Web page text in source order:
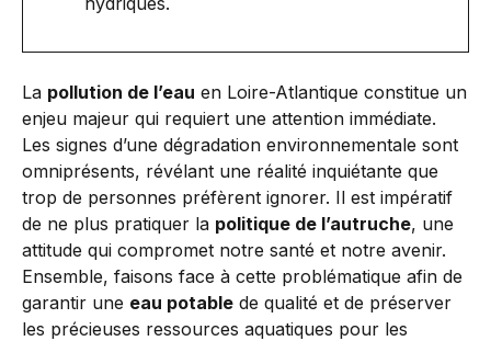
La pollution de l’eau en Loire-Atlantique constitue un
enjeu majeur qui requiert une attention immédiate.
Les signes d’une dégradation environnementale sont
omniprésents, révélant une réalité inquiétante que
trop de personnes préfèrent ignorer. Il est impératif
de ne plus pratiquer la politique de l’autruche, une
attitude qui compromet notre santé et notre avenir.
Ensemble, faisons face à cette problématique afin de
garantir une eau potable de qualité et de préserver
les précieuses ressources aquatiques pour les